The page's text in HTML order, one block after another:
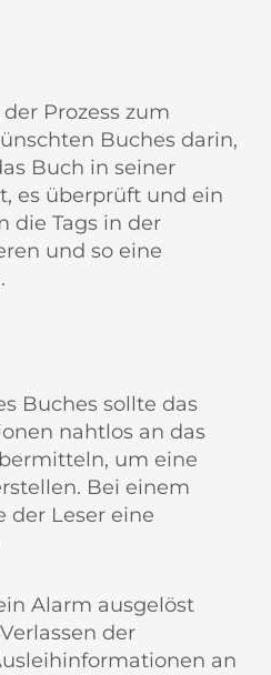
Prozess zum
Buches darin,
Buch in seiner
es überprüft und ein
die Tags in der
und so eine
Buches sollte das
nahtlos an das
um eine
Bei einem
der Leser eine
Alarm ausgelöst
der
an